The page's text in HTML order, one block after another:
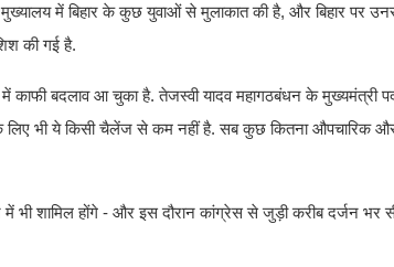
में बिहार के कुछ युवाओं से मुलाकात की है, और बिहार पर
की गई है.
काफी बदलाव आ चुका है. तेजस्वी यादव महागठबंधन के मुख्यमंत्री
भी ये किसी चैलेंज से कम नहीं है. सब कुछ कितना औपचारिक और
भी शामिल होंगे - और इस दौरान कांग्रेस से जुड़ी करीब दर्जन भर